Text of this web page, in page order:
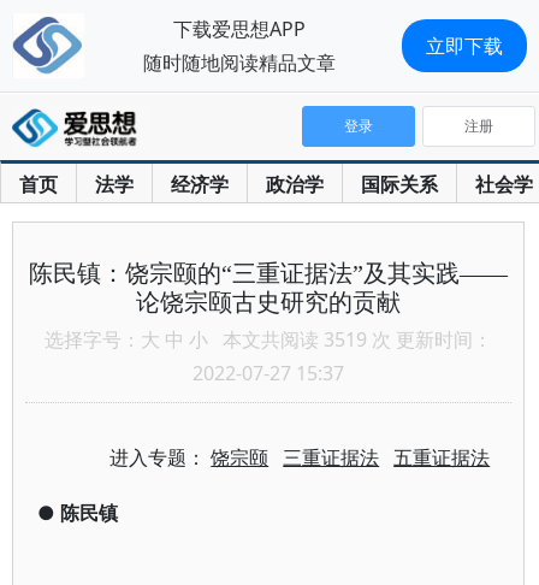
首页 法学 经济学 政治学 国际关系 社会学
登录 注册
陈民镇：饶宗颐的“三重证据法”及其实践——
论饶宗颐古史研究的贡献
选择字号： 大 中 小 本文共阅读 3519 次 更新时间：
2022-07-27 15:37
进入专题：饶宗颐 三重证据法 五重证据法
● 陈民镇
下载爱思想APP
随时随地阅读精品文章
立即下载